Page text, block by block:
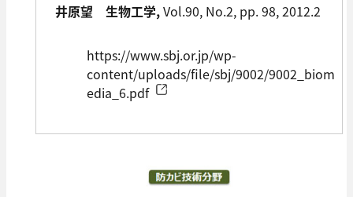
井原望 生物工学,Vol.90, No.2, pp. 98, 2012.2
https://www.sbj.or.jp/wp-
content/uploads/file/sbj/9002/9002_biom
edia_6.pdf